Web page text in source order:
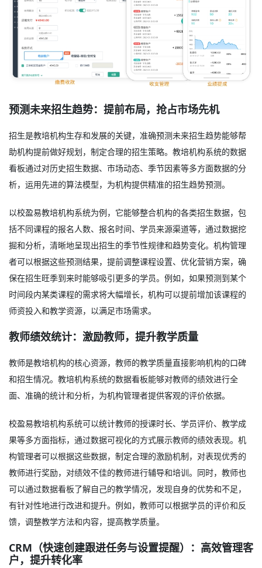
预测未来招生趋势：提前布局，抢占市场先机
招生是教培机构生存和发展的关键，准确预测未来招生趋势能够帮
助机构提前做好规划，制定合理的招生策略。教培机构系统的数据
看板通过对历史招生数据、市场动态、季节因素等多方面数据的分
析，运用先进的算法模型，为机构提供精准的招生趋势预测。
以校盈易教培机构系统为例，它能够整合机构的各类招生数据，包
括不同课程的报名人数、报名时间、学员来源渠道等，通过数据挖
掘和分析，清晰地呈现出招生的季节性规律和趋势变化。机构管理
者可以根据这些预测结果，提前调整课程设置、优化营销方案，确
保在招生旺季到来时能够吸引更多的学员。例如，如果预测到某个
时间段内某类课程的需求将大幅增长，机构可以提前增加该课程的
师资投入和教学资源，以满足市场需求。
教师绩效统计：激励教师，提升教学质量
教师是教培机构的核心资源，教师的教学质量直接影响机构的口碑
和招生情况。教培机构系统的数据看板能够对教师的绩效进行全
面、准确的统计和分析，为机构管理者提供客观的评价依据。
校盈易教培机构系统可以统计教师的授课时长、学员评价、教学成
果等多方面指标，通过数据可视化的方式展示教师的绩效表现。机
构管理者可以根据这些数据，制定合理的激励机制，对表现优秀的
教师进行奖励，对绩效不佳的教师进行辅导和培训。同时，教师也
可以通过数据看板了解自己的教学情况，发现自身的优势和不足，
有针对性地进行改进和提升。例如，教师可以根据学员的评价和反
馈，调整教学方法和内容，提高教学质量。
CRM（快速创建跟进任务与设置提醒）：高效管理客
户，提升转化率